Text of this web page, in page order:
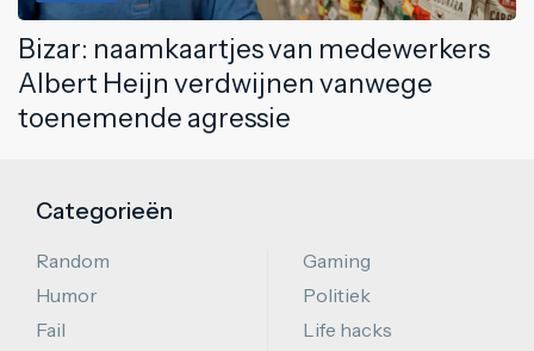
Bizar: naamkaartjes van medewerkers
Albert Heijn verdwijnen vanwege
toenemende agressie
Categorieën
Random
Humor
Fail
Gaming
Politiek
Life hacks